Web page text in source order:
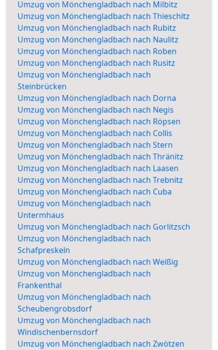
Umzug von Mönchengladbach nach Milbitz
Umzug von Mönchengladbach nach Thieschitz
Umzug von Mönchengladbach nach Rubitz
Umzug von Mönchengladbach nach Naulitz
Umzug von Mönchengladbach nach Roben
Umzug von Mönchengladbach nach Rusitz
Umzug von Mönchengladbach nach
Steinbrücken
Umzug von Mönchengladbach nach Dorna
Umzug von Mönchengladbach nach Negis
Umzug von Mönchengladbach nach Röpsen
Umzug von Mönchengladbach nach Collis
Umzug von Mönchengladbach nach Stern
Umzug von Mönchengladbach nach Thränitz
Umzug von Mönchengladbach nach Laasen
Umzug von Mönchengladbach nach Trebnitz
Umzug von Mönchengladbach nach Cuba
Umzug von Mönchengladbach nach
Untermhaus
Umzug von Mönchengladbach nach Gorlitzsch
Umzug von Mönchengladbach nach
Schafpreskeln
Umzug von Mönchengladbach nach Weißig
Umzug von Mönchengladbach nach
Frankenthal
Umzug von Mönchengladbach nach
Scheubengrobsdorf
Umzug von Mönchengladbach nach
Windischenbernsdorf
Umzug von Mönchengladbach nach Zwötzen